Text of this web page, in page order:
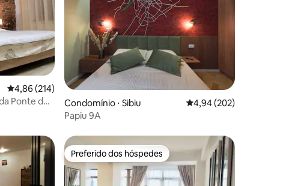
4,86 de uma avaliação média de 5, 214 avaliações
4,86 (214)
Ponte do
Condomínio ⋅ Sibiu 4,94 de uma avaliação
4,94 (202)
Papiu 9A
Preferido dos hóspedes
Preferido dos hóspedes